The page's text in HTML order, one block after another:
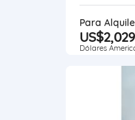
Para
US$2,029
Dólares